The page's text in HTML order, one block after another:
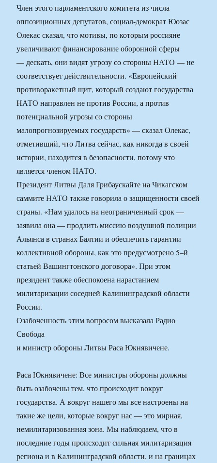
Член этого парламентского комитета из числа
оппозиционных депутатов, социал-демократ Юозас
Олекас сказал, что мотивы, по которым россияне
увеличивают финансирование оборонной сферы
— дескать, они видят угрозу со стороны НАТО — не
соответствует действительности. «Европейский
противоракетный щит, который создают государства
НАТО направлен не против России, а против
потенциальной угрозы со стороны
малопрогнозируемых государств» — сказал Олекас,
отметивший, что Литва сейчас, как никогда в своей
истории, находится в безопасности, потому что
является членом НАТО.
Президент Литвы Даля Грибаускайте на Чикагском
саммите НАТО также говорила о защищенности своей
страны. «Нам удалось на неограниченный срок —
заявила она — продлить миссию воздушной полиции
Альянса в странах Балтии и обеспечить гарантии
коллективной обороны, как это предусмотрено 5–й
статьей Вашингтонского договора». При этом
президент также обеспокоена нарастанием
милитаризации соседней Калининградской области
России.
Озабоченность этим вопросом высказала Радио
Свобода
и министр обороны Литвы Раса Юкнявичене.
Раса Юкнявичене: Все министры обороны должны
быть озабочены тем, что происходит вокруг
государства. А вокруг нашего мы все настроены на
такие же цели, которые вокруг нас — это мирная,
немилитаризованная зона. Мы наблюдаем, что в
последние годы происходит сильная милитаризация
региона и в Калининградской области, и на границах